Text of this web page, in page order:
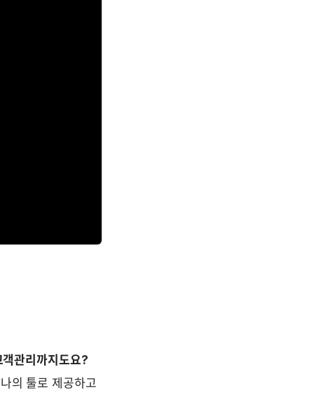
관리까지도요?
의 툴로 제공하고